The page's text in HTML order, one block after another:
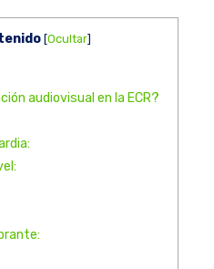
[Ocultar]
audiovisual en la ECR?